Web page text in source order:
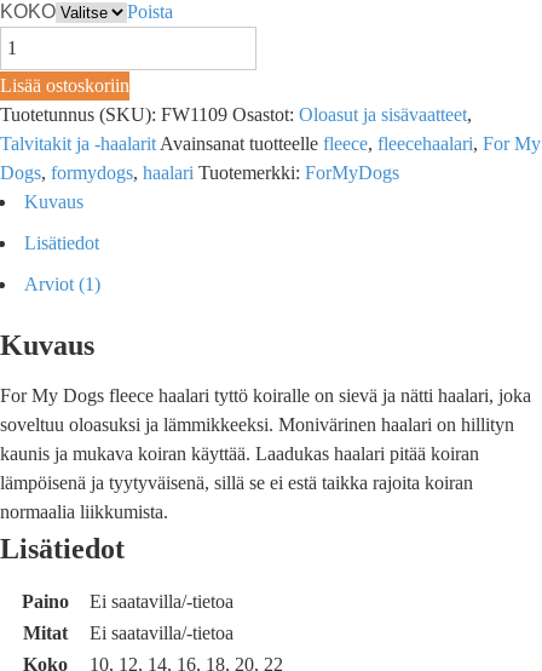
KOKO
Poista
Lisää ostoskoriin
Tuotetunnus (SKU): FW1109 Osastot: Oloasut ja sisävaatteet,
Talvitakit ja -haalarit Avainsanat tuotteelle fleece, fleecehaalari, For My
Dogs, formydogs, haalari Tuotemerkki: ForMyDogs
Kuvaus
Lisätiedot
Arviot (1)
Kuvaus
For My Dogs fleece haalari tyttö koiralle on sievä ja nätti haalari, joka
soveltuu oloasuksi ja lämmikkeeksi. Monivärinen haalari on hillityn
kaunis ja mukava koiran käyttää. Laadukas haalari pitää koiran
lämpöisenä ja tyytyväisenä, sillä se ei estä taikka rajoita koiran
normaalia liikkumista.
Lisätiedot
Paino
Ei saatavilla/-tietoa
Mitat
Ei saatavilla/-tietoa
Koko
10, 12, 14, 16, 18, 20, 22